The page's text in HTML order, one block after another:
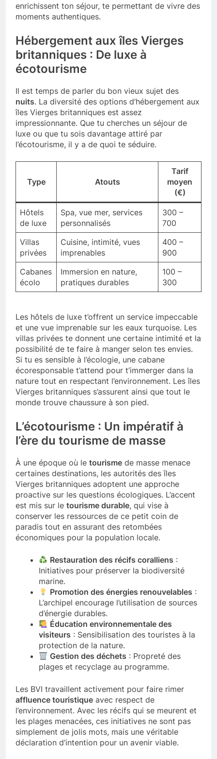
enrichissent ton séjour, te permettant de vivre des
moments authentiques.
Hébergement aux îles Vierges
britanniques : De luxe à
écotourisme
Il est temps de parler du bon vieux sujet des
nuits. La diversité des options d’hébergement aux
îles Vierges britanniques est assez
impressionnante. Que tu cherches un séjour de
luxe ou que tu sois davantage attiré par
l’écotourisme, il y a de quoi te séduire.
Type Atouts
Tarif
moyen
(€)
Hôtels
de luxe
Spa, vue mer, services
personnalisés
300 –
700
Villas
privées
Cuisine, intimité, vues
imprenables
400 –
900
Cabanes
écolo
Immersion en nature,
pratiques durables
100 –
300
Les hôtels de luxe t’offrent un service impeccable
et une vue imprenable sur les eaux turquoise. Les
villas privées te donnent une certaine intimité et la
possibilité de te faire à manger selon tes envies.
Si tu es sensible à l’écologie, une cabane
écoresponsable t’attend pour t’immerger dans la
nature tout en respectant l’environnement. Les îles
Vierges britanniques s’assurent ainsi que tout le
monde trouve chaussure à son pied.
L’écotourisme : Un impératif à
l’ère du tourisme de masse
À une époque où le tourisme de masse menace
certaines destinations, les autorités des îles
Vierges britanniques adoptent une approche
proactive sur les questions écologiques. L’accent
est mis sur le tourisme durable, qui vise à
conserver les ressources de ce petit coin de
paradis tout en assurant des retombées
économiques pour la population locale.
Restauration des récifs coralliens :
Initiatives pour préserver la biodiversité
marine.
Promotion des énergies renouvelables :
L’archipel encourage l’utilisation de sources
d’énergie durables.
Éducation environnementale des
visiteurs : Sensibilisation des touristes à la
protection de la nature.
Gestion des déchets : Propreté des
plages et recyclage au programme.
Les BVI travaillent activement pour faire rimer
affluence touristique avec respect de
l’environnement. Avec les récifs qui se meurent et
les plages menacées, ces initiatives ne sont pas
simplement de jolis mots, mais une véritable
déclaration d’intention pour un avenir viable.